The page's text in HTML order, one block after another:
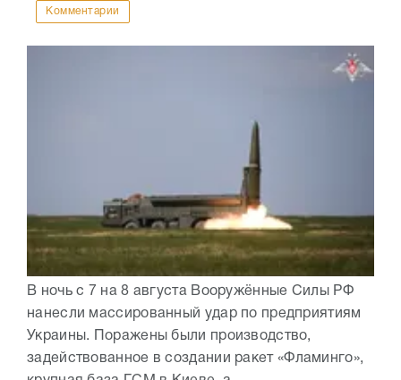
Комментарии
В ночь с 7 на 8 августа Вооружённые Силы РФ
нанесли массированный удар по предприятиям
Украины. Поражены были производство,
задействованное в создании ракет «Фламинго»,